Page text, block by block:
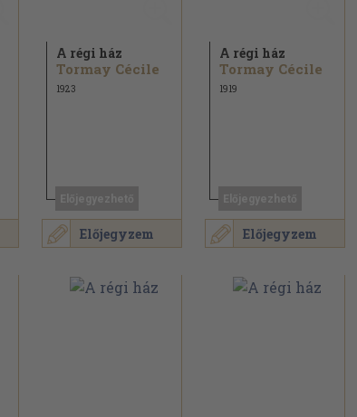
Előjegyzem
A régi ház
Tormay Cécile
1923
Előjegyzem
A régi ház
Tormay Cécile
1919